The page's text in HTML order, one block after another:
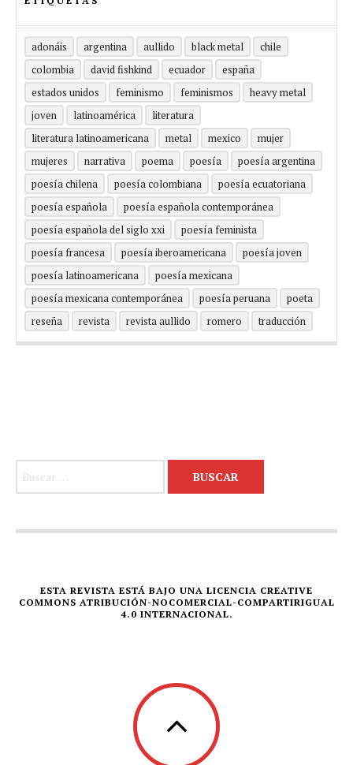
adonáis argentina aullido black metal
chile
colombia
david fishkind ecuador
españa
estados unidos
feminismo feminismos
heavy metal
joven
latinoamérica
literatura
literatura latinoamericana
metal mexico
mujer
mujeres
narrativa poema poesía
poesía argentina
poesía chilena
poesía colombiana
poesía ecuatoriana
poesía española
poesía española contemporánea
poesía española del siglo xxi
poesía feminista
poesía francesa
poesía iberoamericana
poesía joven
poesía latinoamericana
poesía mexicana
poesía mexicana contemporánea
poesía peruana
poeta
reseña
revista revista aullido romero traducción
ESTA REVISTA ESTÁ BAJO UNA LICENCIA CREATIVE
COMMONS ATRIBUCIÓN-NOCOMERCIAL-COMPARTIRIGUAL
4.0 INTERNACIONAL.